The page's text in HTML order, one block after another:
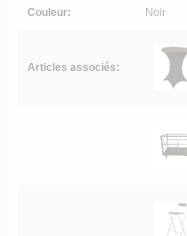
Couleur: Noir
Articles associés: